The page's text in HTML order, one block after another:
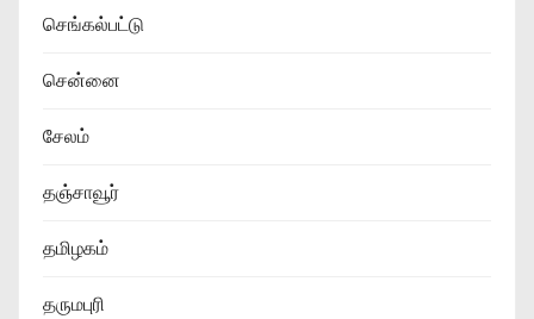
செங்கல்பட்டு
சென்னை
சேலம்
தஞ்சாவூர்
தமிழகம்
தருமபுரி